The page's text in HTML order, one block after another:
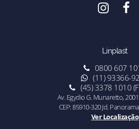
Linplast
0800 607
(11) 93366-
(45) 3378 1010
Av. Egydio G. Munaretto,
CEP: 85910-320 Jd.
Ver Localização